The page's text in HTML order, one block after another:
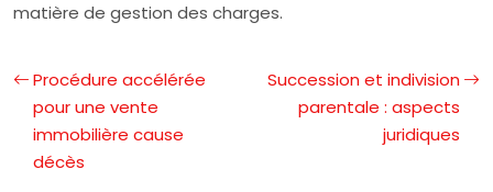
matière de gestion des charges.
Procédure accélérée
pour une vente
immobilière cause
décès
Succession et indivision
parentale : aspects
juridiques